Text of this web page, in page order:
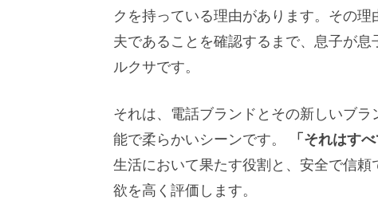
クを持っている理由があります。その
夫であることを確認するまで、息子が
ルクサです。
それは、電話ブランドとその新しいブ
能で柔らかいシーンです。
「それはす
生活において果たす役割と、安全で信
欲を高く評価します。